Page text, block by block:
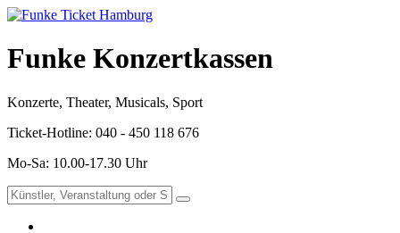
Funke Konzertkassen
Konzerte, Theater, Musicals, Sport
Ticket-Hotline: 040 - 450 118 676
Mo-Sa: 10.00-17.30 Uhr